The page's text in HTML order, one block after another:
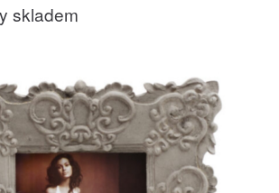
skladem